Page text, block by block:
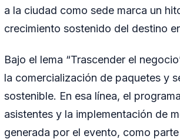
a la ciudad como sede marca un
crecimiento sostenido del destino
Bajo el lema “Trascender el
la comercialización de paquetes y
sostenible. En esa línea, el
asistentes y la implementación de
generada por el evento, como